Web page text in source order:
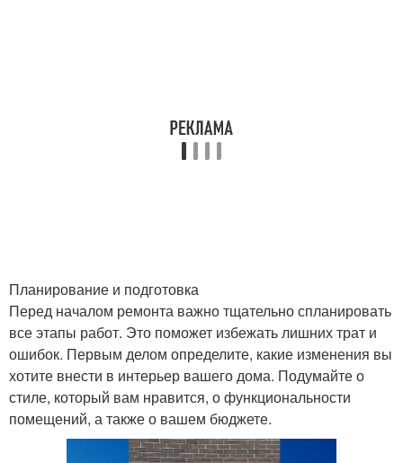
Планирование и подготовка
Перед началом ремонта важно тщательно спланировать
все этапы работ. Это поможет избежать лишних трат и
ошибок. Первым делом определите, какие изменения вы
хотите внести в интерьер вашего дома. Подумайте о
стиле, который вам нравится, о функциональности
помещений, а также о вашем бюджете.